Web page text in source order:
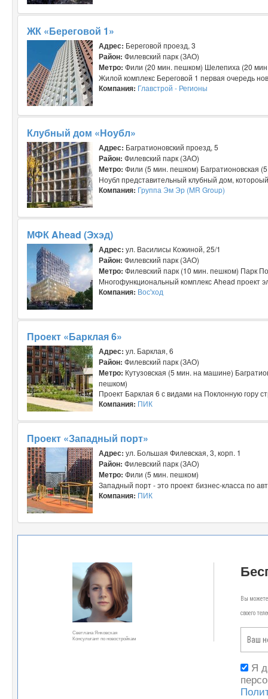
ЖК «Береговой 1»
Адрес: Береговой проезд, 3
Район: Филевский парк (ЗАО)
Метро: Фили (20 мин. пешком) Шелепиха (20
Жилой комплекс Береговой 1 первая очередь
Компания: Главстрой - Регионы
Клубный дом «Ноубл»
Адрес: Багратионовский проезд, 5
Район: Филевский парк (ЗАО)
Метро: Фили (5 мин. пешком) Багратионовская
Ноубл представительный клубный дом,
Компания: Группа Эм Эр (MR Group)
МФК Ahead (Эхэд)
Адрес: ул. Василисы Кожиной, 25/1
Район: Филевский парк (ЗАО)
Метро: Филевский парк (10 мин. пешком) Парк
Многофункциональный комплекс Ahead проект
Компания: Вос'ход
Проект «Барклая 6»
Адрес: ул. Барклая, 6
Район: Филевский парк (ЗАО)
Метро: Кутузовская (5 мин. на машине)
пешком)
Проект Барклая 6 с видами на Поклонную гору
Компания: ПИК
Проект «Западный порт»
Адрес: ул. Большая Филевская, 3, корп. 1
Район: Филевский парк (ЗАО)
Метро: Фили (5 мин. пешком)
Западный порт - это проект бизнес-класса по
Компания: ПИК
Светлана Янковская
Консультант по новостройкам
Вы
своего
Я